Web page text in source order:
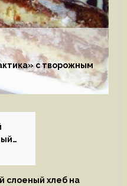
с творожным
слоеный хлеб на